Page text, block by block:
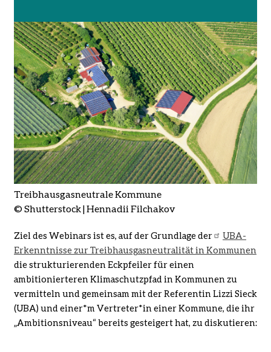
Treibhausgasneutrale Kommune
© Shutterstock | Hennadii Filchakov
Ziel des Webinars ist es, auf der Grundlage der
UBA-
Erkenntnisse zur Treibhausgasneutralität in Kommunen
die strukturierenden Eckpfeiler für einen
ambitionierteren Klimaschutzpfad in Kommunen zu
vermitteln und gemeinsam mit der Referentin Lizzi Sieck
(UBA) und einer*m Vertreter*in einer Kommune, die ihr
„Ambitionsniveau“ bereits gesteigert hat, zu diskutieren: